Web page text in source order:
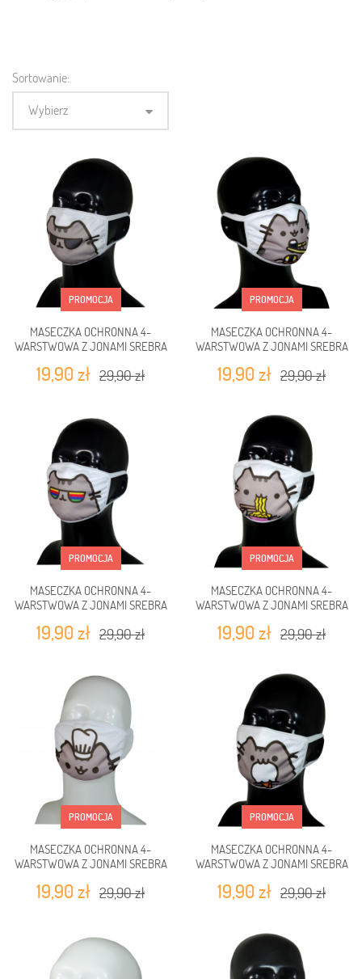
Sortowanie:
Wybierz
PROMOCJA
MASECZKA OCHRONNA 4-
WARSTWOWA Z JONAMI SREBRA
19,90 zł 29,90 zł
PROMOCJA
MASECZKA OCHRONNA 4-
WARSTWOWA Z JONAMI SREBRA
19,90 zł 29,90 zł
PROMOCJA
MASECZKA OCHRONNA 4-
WARSTWOWA Z JONAMI SREBRA
19,90 zł 29,90 zł
PROMOCJA
MASECZKA OCHRONNA 4-
WARSTWOWA Z JONAMI SREBRA
19,90 zł 29,90 zł
PROMOCJA
MASECZKA OCHRONNA 4-
WARSTWOWA Z JONAMI SREBRA
19,90 zł 29,90 zł
PROMOCJA
MASECZKA OCHRONNA 4-
WARSTWOWA Z JONAMI SREBRA
19,90 zł 29,90 zł